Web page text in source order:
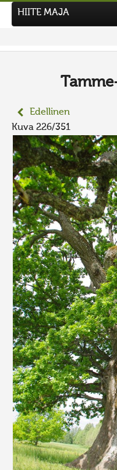
UUSI KUVAKILPAILU
AIEMMAT KILPAILUT
HIITE MAJA
Edellinen
Kuva 226/351